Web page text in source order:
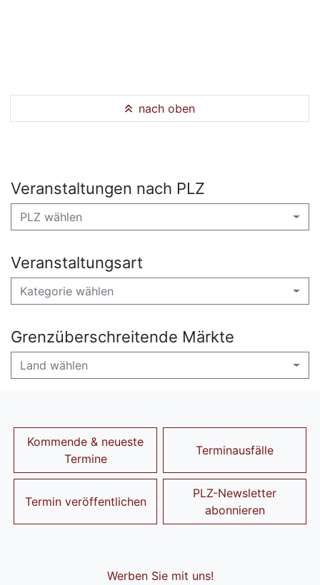
nach oben
Veranstaltungen nach PLZ
PLZ wählen
Veranstaltungsart
Kategorie wählen
Grenzüberschreitende Märkte
Land wählen
Kommende & neueste
Termine
Terminausfälle
Termin veröffentlichen
PLZ-Newsletter
abonnieren
Werben Sie mit uns!